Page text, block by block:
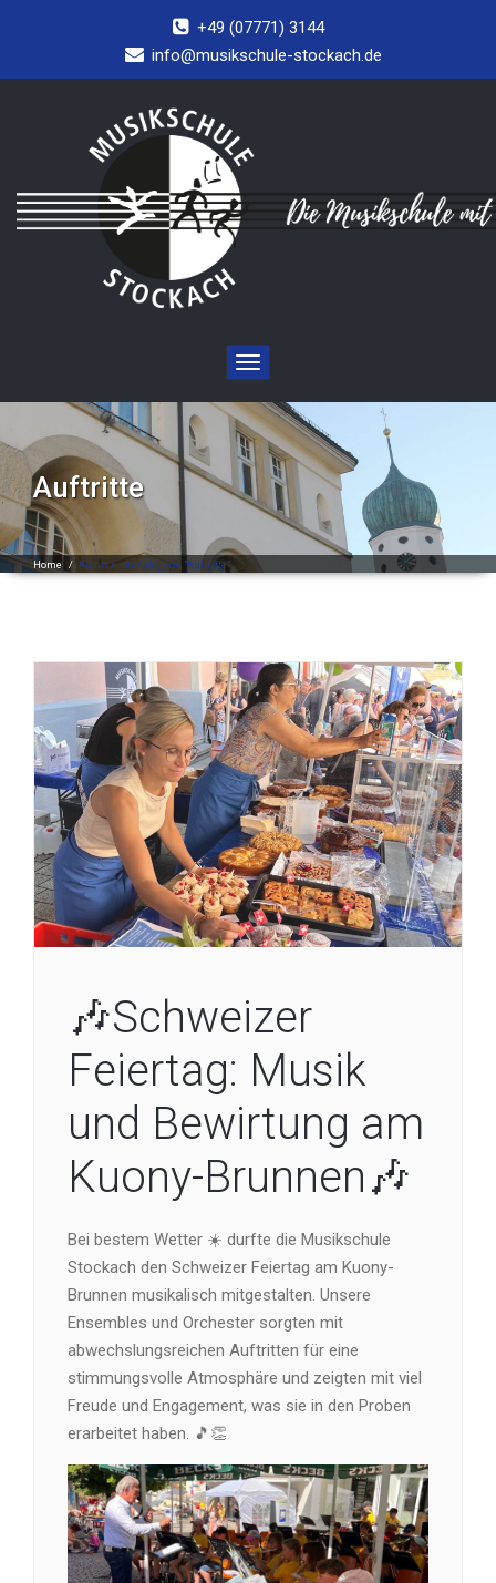
+49 (07771) 3144
info@musikschule-stockach.de
Toggle
navigation
Auftritte
Home / Archiv nach Kategorie "Auftritte"
🎶Schweizer
Feiertag: Musik
und Bewirtung am
Kuony-Brunnen🎶
Bei bestem Wetter ☀️ durfte die Musikschule
Stockach den Schweizer Feiertag am Kuony-
Brunnen musikalisch mitgestalten. Unsere
Ensembles und Orchester sorgten mit
abwechslungsreichen Auftritten für eine
stimmungsvolle Atmosphäre und zeigten mit viel
Freude und Engagement, was sie in den Proben
erarbeitet haben. 🎵👏